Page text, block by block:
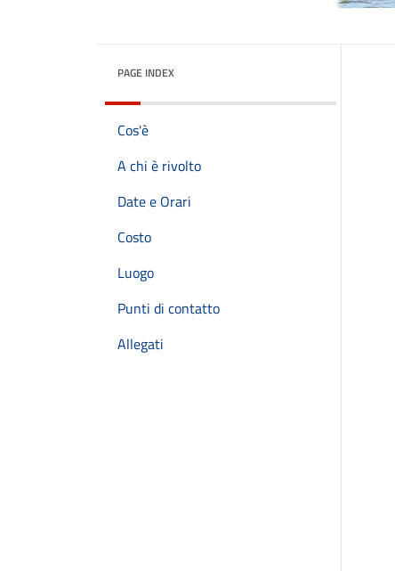
PAGE INDEX
Cos'è
A chi è rivolto
Date e Orari
Costo
Luogo
Punti di contatto
Allegati